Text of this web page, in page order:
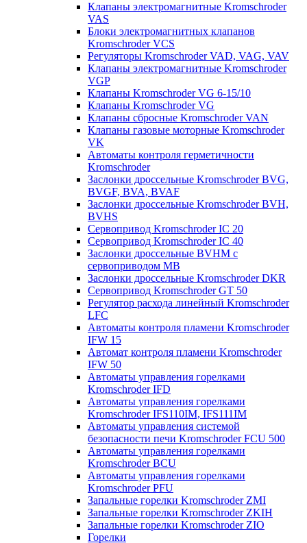
Клапаны электромагнитные Kromschroder
VAS
Блоки электромагнитных клапанов
Kromschroder VCS
Регуляторы Kromschroder VAD, VAG, VAV
Клапаны электромагнитные Kromschroder
VGP
Клапаны Kromschroder VG 6-15/10
Клапаны Kromschroder VG
Клапаны сбросные Kromschroder VAN
Клапаны газовые моторные Kromschroder
VK
Автоматы контроля герметичности
Kromschroder
Заслонки дроссельные Kromschroder BVG,
BVGF, BVA, BVAF
Заслонки дроссельные Kromschroder BVH,
BVHS
Сервопривод Kromschroder IC 20
Сервопривод Kromschroder IC 40
Заслонки дроссельные BVHM с
сервоприводом МВ
Заслонки дроссельные Kromschroder DKR
Cервопривод Kromschroder GT 50
Регулятор расхода линейный Kromschroder
LFC
Автоматы контроля пламени Kromschroder
IFW 15
Автомат контроля пламени Kromschroder
IFW 50
Автоматы управления горелками
Kromschroder IFD
Автоматы управления горелками
Kromschroder IFS110IM, IFS111IM
Автоматы управления системой
безопасности печи Kromschroder FCU 500
Автоматы управления горелками
Kromschroder BCU
Автоматы управления горелками
Kromschroder PFU
Запальные горелки Kromschroder ZМI
Запальные горелки Kromschroder ZKIH
Запальные горелки Kromschroder ZIO
Горелки